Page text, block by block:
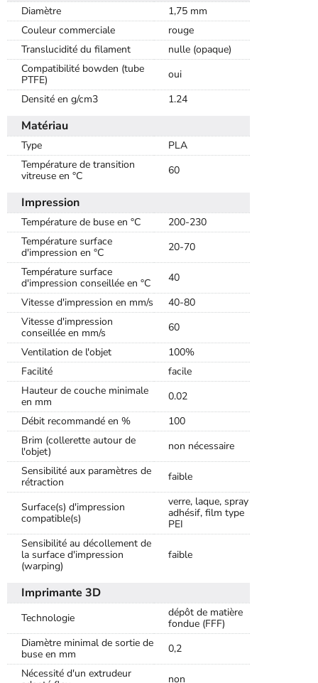
Diamètre
1,75 mm
Couleur commerciale
rouge
Translucidité du filament
nulle (opaque)
Compatibilité bowden (tube
PTFE)
oui
Densité en g/cm3
1.24
Matériau
Type
PLA
Température de transition
vitreuse en °C
60
Impression
Température de buse en °C
200-230
Température surface
d'impression en °C
20-70
Température surface
d'impression conseillée en °C
40
Vitesse d'impression en mm/s
40-80
Vitesse d'impression
conseillée en mm/s
60
Ventilation de l'objet
100%
Facilité
facile
Hauteur de couche minimale
en mm
0.02
Débit recommandé en %
100
Brim (collerette autour de
l'objet)
non nécessaire
Sensibilité aux paramètres de
rétraction
faible
Surface(s) d'impression
compatible(s)
verre, laque, spray
adhésif, film type
PEI
Sensibilité au décollement de
la surface d'impression
(warping)
faible
Imprimante 3D
Technologie
dépôt de matière
fondue (FFF)
Diamètre minimal de sortie de
buse en mm
0,2
Nécessité d'un extrudeur
non